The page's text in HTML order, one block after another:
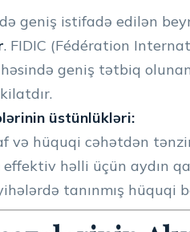
geniş istifadə edilən
. FIDIC (Fédération
geniş tətbiq
üstünlükləri:
və hüquqi cəhətdən
həlli üçün aydın
tanınmış hüquqi